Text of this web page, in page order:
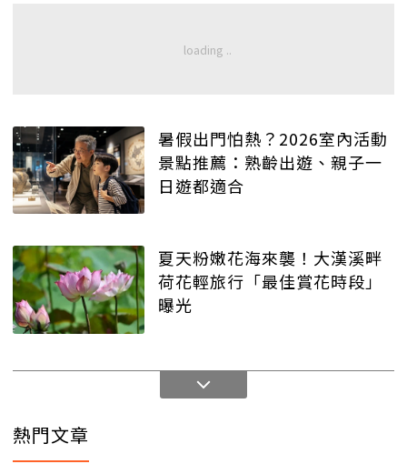
暑假出門怕熱？2026室內活動
景點推薦：熟齡出遊、親子一
日遊都適合
夏天粉嫩花海來襲！大漢溪畔
荷花輕旅行「最佳賞花時段」
曝光
熱門文章